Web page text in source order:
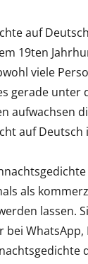
auf
19ten
viele
gerade unter
aufwachsen
auf Deutsch
als
lassen.
bei